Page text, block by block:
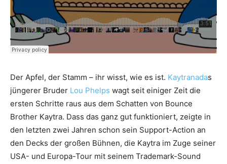
Der Apfel, der Stamm – ihr wisst, wie es ist. Kaytranadas
jüngerer Bruder Lou Phelps wagt seit einiger Zeit die
ersten Schritte raus aus dem Schatten von Bounce
Brother Kaytra. Dass das ganz gut funktioniert, zeigte in
den letzten zwei Jahren schon sein Support-Action an
den Decks der großen Bühnen, die Kaytra im Zuge seiner
USA- und Europa-Tour mit seinem Trademark-Sound